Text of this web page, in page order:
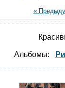
«
Альбомы: